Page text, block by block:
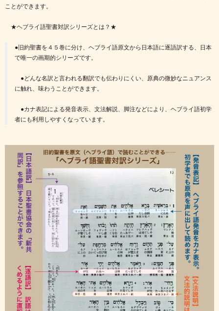
ことができます。
★ヘブライ語聖書対訳シリーズとは？★
●旧約聖書を４５巻に分け、ヘブライ語原文から日本語に逐語訳する、日本
で唯一の画期的シリーズです。
●どんな名訳と言われる翻訳でも伝わりにくい、原典の微妙なニュアンス
に触れ、味わうことができます。
●カナ表記による発音表示、文法解説、脚注などにより、ヘブライ語初学
者にも利用しやすくなっています。